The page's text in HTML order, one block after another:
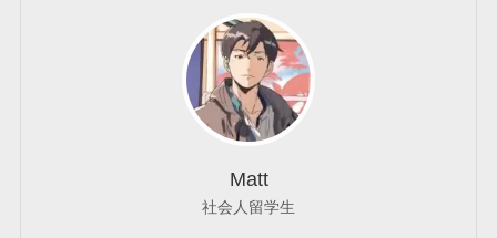
Matt
社会人留学生